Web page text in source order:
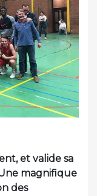
et valide sa
magnifique
des